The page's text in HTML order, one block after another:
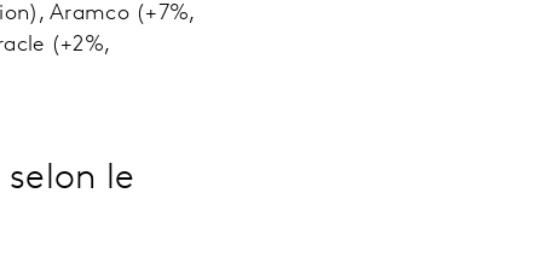
Aramco (+7%,
(+2%,
le